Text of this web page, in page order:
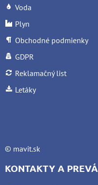
Voda
Plyn
Obchodné podmienky
GDPR
Reklamačný list
Letáky
© mavit.sk
KONTAKTY A